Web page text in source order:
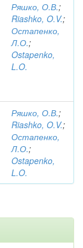
Ряшко, О.В.;
Riashko, O.V.;
Остапенко,
Л.О.;
Ostapenko,
L.O.
Ряшко, О.В.;
Riashko, O.V.;
Остапенко,
Л.О.;
Ostapenko,
L.O.